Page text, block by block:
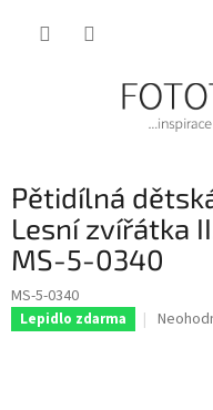
Pětidílná
Lesní zvířátka
MS-5-0340
MS-5-0340
Lepidlo zdarma